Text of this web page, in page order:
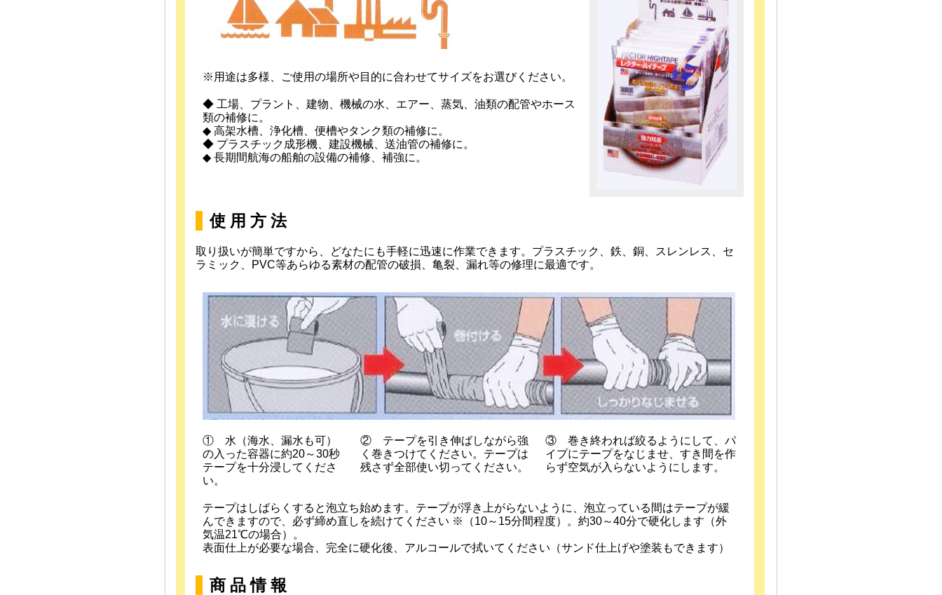
※用途は多様、ご使用の場所や目的に合わせてサイズをお選びください。
◆ 工場、プラント、建物、機械の水、エアー、蒸気、油類の配管やホース
類の補修に。
◆ 高架水槽、浄化槽、便槽やタンク類の補修に。
◆ プラスチック成形機、建設機械、送油管の補修に。
◆ 長期間航海の船舶の設備の補修、補強に。
使 用 方 法
取り扱いが簡単ですから、どなたにも手軽に迅速に作業できます。プラスチック、鉄、銅、スレンレス、セ
ラミック、PVC等あらゆる素材の配管の破損、亀裂、漏れ等の修理に最適です。
① 水（海水、漏水も可）
の入った容器に約20～30秒
テープを十分浸してくださ
い。
② テープを引き伸ばしながら強
く巻きつけてください。テープは
残さず全部使い切ってください。
③ 巻き終われば絞るようにして、パ
イプにテープをなじませ、すき間を作
らず空気が入らないようにします。
テープはしばらくすると泡立ち始めます。テープが浮き上がらないように、泡立っている間はテープが緩
んできますので、必ず締め直しを続けてください ※（10～15分間程度）。約30～40分で硬化します（外
気温21℃の場合）。
表面仕上が必要な場合、完全に硬化後、アルコールで拭いてください（サンド仕上げや塗装もできます）
商 品 情 報